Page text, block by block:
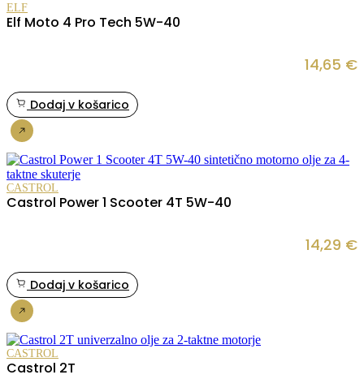
ELF
Elf Moto 4 Pro Tech 5W-40
14,65 €
Dodaj v košarico
CASTROL
Castrol Power 1 Scooter 4T 5W-40
14,29 €
Dodaj v košarico
CASTROL
Castrol 2T